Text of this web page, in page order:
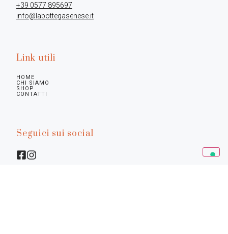
+39 0577 895697
info@labottegasenese.it
Link utili
HOME
CHI SIAMO
SHOP
CONTATTI
Seguici sui social